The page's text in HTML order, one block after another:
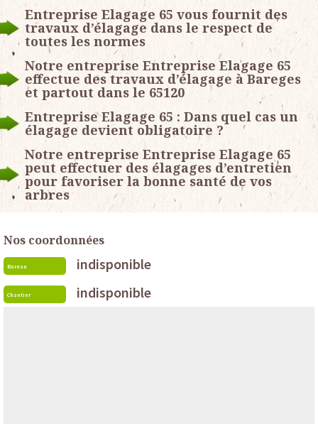
Entreprise Elagage 65 vous fournit des
travaux d’élagage dans le respect de
toutes les normes
Notre entreprise Entreprise Elagage 65
effectue des travaux d’élagage à Bareges
et partout dans le 65120
Entreprise Elagage 65 : Dans quel cas un
élagage devient obligatoire ?
Notre entreprise Entreprise Elagage 65
peut effectuer des élagages d’entretien
pour favoriser la bonne santé de vos
arbres
Nos coordonnées
Bureau indisponible
Chantier indisponible